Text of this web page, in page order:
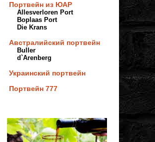
Портвейн из ЮАР
Allesverloren Port
Boplaas Port
Die Krans
Австралийский портвейн
Buller
d`Arenberg
Украинский портвейн
Портвейн 777